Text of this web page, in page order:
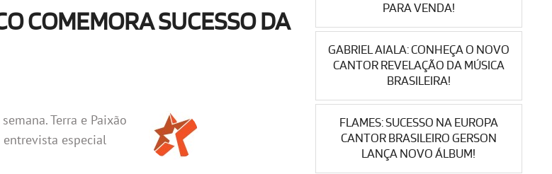
COMEMORA SUCESSO DA
Terra e Paixão
entrevista especial
PARA VENDA!
GABRIEL AIALA: CONHEÇA O NOVO
CANTOR REVELAÇÃO DA MÚSICA
BRASILEIRA!
FLAMES: SUCESSO NA EUROPA
CANTOR BRASILEIRO GERSON
LANÇA NOVO ÁLBUM!